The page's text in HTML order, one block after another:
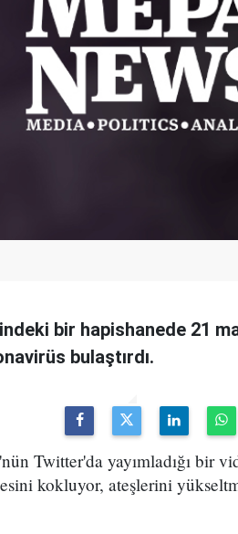
bir hapishanede 21
bulaştırdı.
Twitter'da yayımladığı bir
kokluyor, ateşlerini